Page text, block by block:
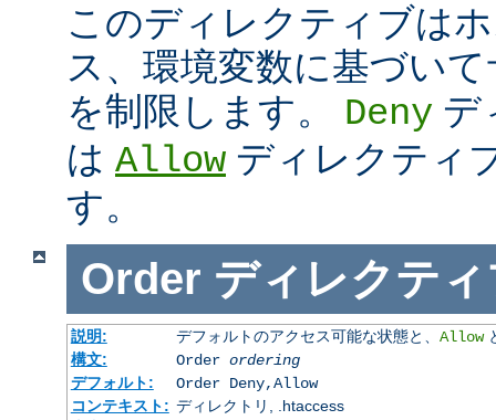
このディレクティブは
ス、環境変数に基づい
を制限します。 Deny デ
は Allow ディレクティ
す。
Order ディレクティ
説明: デフォルトのアクセス可能な状態と、 Allow
構文:
Order ordering
デフォルト:
Order Deny,Allow
コンテキスト: ディレクトリ, .htaccess